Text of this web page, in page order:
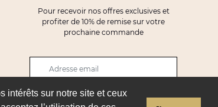
intérêts sur notre site et ceux
Pour recevoir nos offres exclusives et
profiter de 10% de remise sur votre
prochaine commande
JE M'INSCRIS